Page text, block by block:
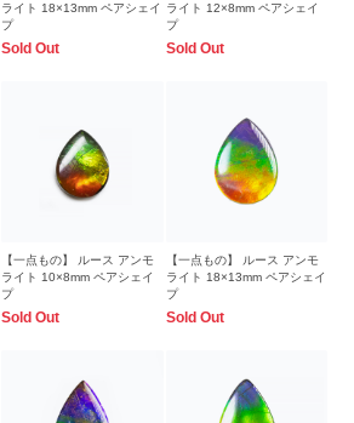
ライト 18×13mm ペアシェイ
プ
Sold Out
ライト 12×8mm ペアシェイ
プ
Sold Out
【一点もの】 ルース アンモ
ライト 10×8mm ペアシェイ
プ
Sold Out
【一点もの】 ルース アンモ
ライト 18×13mm ペアシェイ
プ
Sold Out